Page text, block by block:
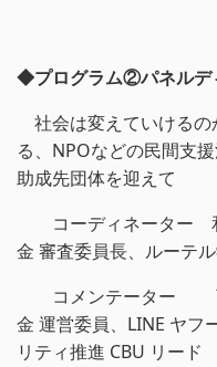
◆プログラム②パネルデ
社会は変えていけるの
る、NPOなどの民間支
助成先団体を迎えて
コーディネーター
金 審査委員長、ルーテ
コメンテーター 西
金 運営委員、LINE ヤフ
リティ推進 CBU リード